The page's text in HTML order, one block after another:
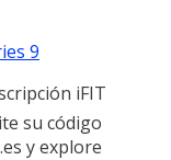
9
iFIT
su código
y explore